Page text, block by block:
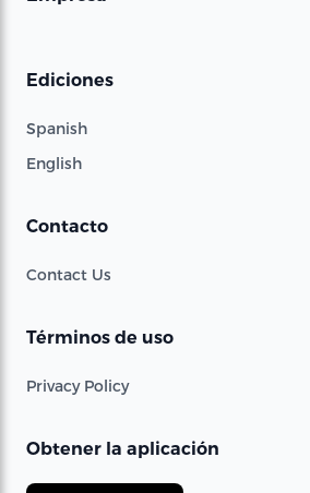
Ediciones
Spanish
English
Contacto
Contact Us
Términos de uso
Privacy Policy
Obtener la aplicación